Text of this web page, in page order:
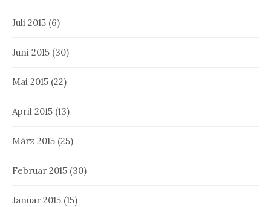
Juli 2015 (6)
Juni 2015 (30)
Mai 2015 (22)
April 2015 (13)
März 2015 (25)
Februar 2015 (30)
Januar 2015 (15)